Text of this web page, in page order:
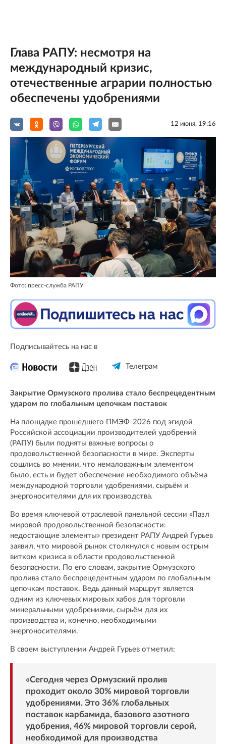
Глава РАПУ: несмотря на
международный кризис,
отечественные аграрии полностью
обеспечены удобрениями
12 июня, 19:16
Фото: пресс-служба РАПУ
Подписывайтесь на нас в
Телеграм
Закрытие Ормузского пролива стало беспрецедентным
ударом по глобальным цепочкам поставок
На площадке прошедшего ПМЭФ-2026 под эгидой
Российской ассоциации производителей удобрений
(РАПУ) были подняты важные вопросы о
продовольственной безопасности в мире. Эксперты
сошлись во мнении, что немаловажным элементом
было, есть и будет обеспечение необходимого объёма
международной торговли удобрениями, сырьём и
энергоносителями для их производства.
Во время ключевой отраслевой панельной сессии «Пазл
мировой продовольственной безопасности:
недостающие элементы» президент РАПУ Андрей Гурьев
заявил, что мировой рынок столкнулся с новым острым
витком кризиса в области продовольственной
безопасности. По его словам, закрытие Ормузского
пролива стало беспрецедентным ударом по глобальным
цепочкам поставок. Ведь данный маршрут является
одним из ключевых мировых хабов для торговли
минеральными удобрениями, сырьём для их
производства и, конечно, необходимыми
энергоносителями.
В своем выступлении Андрей Гурьев отметил:
«Сегодня через Ормузский пролив
проходит около 30% мировой торговли
удобрениями. Это 36% глобальных
поставок карбамида, базового азотного
удобрения, 46% мировой торговли серой,
необходимой для производства